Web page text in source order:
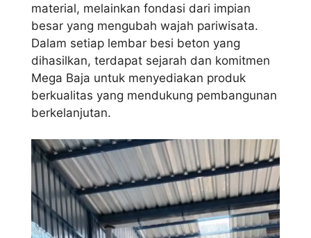
material, melainkan fondasi dari impian
besar yang mengubah wajah pariwisata.
Dalam setiap lembar besi beton yang
dihasilkan, terdapat sejarah dan komitmen
Mega Baja untuk menyediakan produk
berkualitas yang mendukung pembangunan
berkelanjutan.